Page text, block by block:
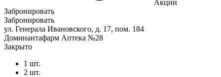
Акции
Забронировать
Забронировать
ул. Генерала Ивановского, д. 17, пом. 184
Доминантафарм Аптека №28
Закрыто
1 шт.
2 шт.